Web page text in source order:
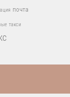
почта
такси